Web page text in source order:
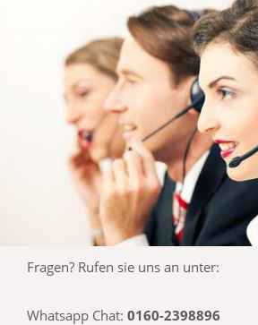
Fragen? Rufen sie uns an unter:
Whatsapp Chat: 0160-2398896